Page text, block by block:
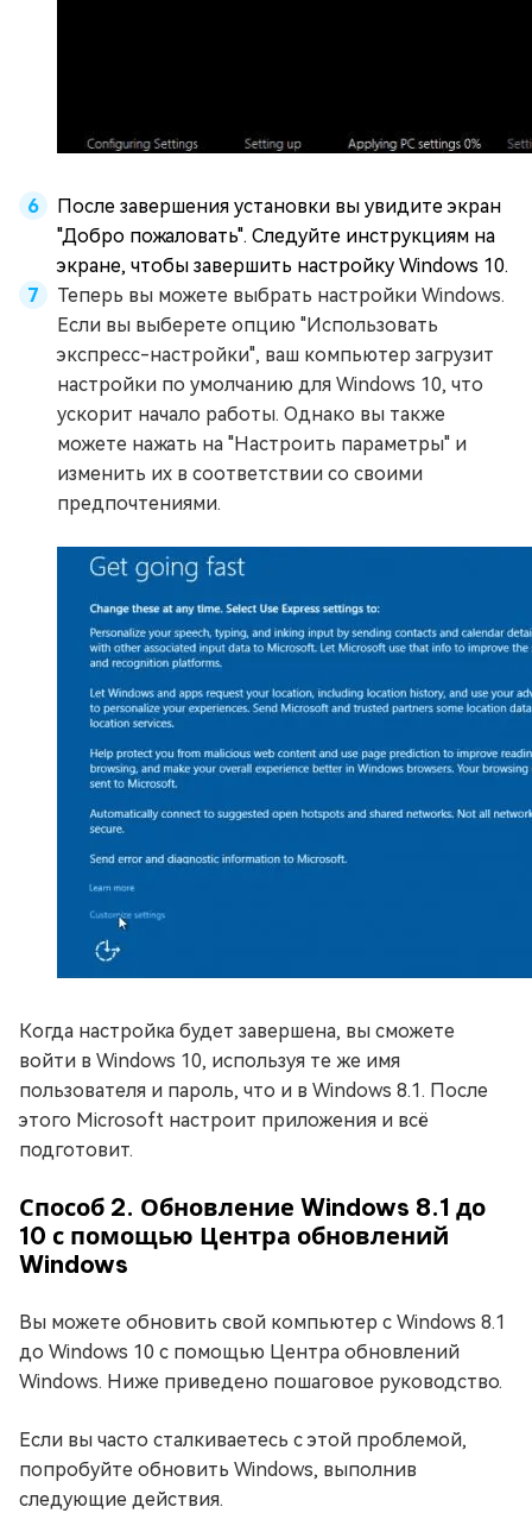
После завершения установки вы увидите экран
"Добро пожаловать". Следуйте инструкциям на
экране, чтобы завершить настройку Windows 10.
Теперь вы можете выбрать настройки Windows.
Если вы выберете опцию "Использовать
экспресс-настройки", ваш компьютер загрузит
настройки по умолчанию для Windows 10, что
ускорит начало работы. Однако вы также
можете нажать на "Настроить параметры" и
изменить их в соответствии со своими
предпочтениями.
Когда настройка будет завершена, вы сможете
войти в Windows 10, используя те же имя
пользователя и пароль, что и в Windows 8.1. После
этого Microsoft настроит приложения и всё
подготовит.
Способ 2. Обновление Windows 8.1 до
10 с помощью Центра обновлений
Windows
Вы можете обновить свой компьютер с Windows 8.1
до Windows 10 с помощью Центра обновлений
Windows. Ниже приведено пошаговое руководство.
Если вы часто сталкиваетесь с этой проблемой,
попробуйте обновить Windows, выполнив
следующие действия.